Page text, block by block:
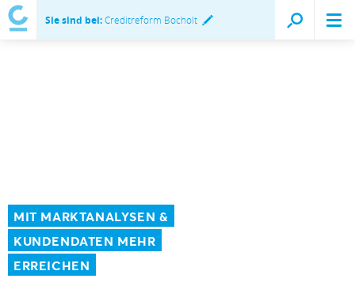
Sie sind bei:Creditreform Bocholt
MIT MARKTANALYSEN &
KUNDENDATEN MEHR
ERREICHEN